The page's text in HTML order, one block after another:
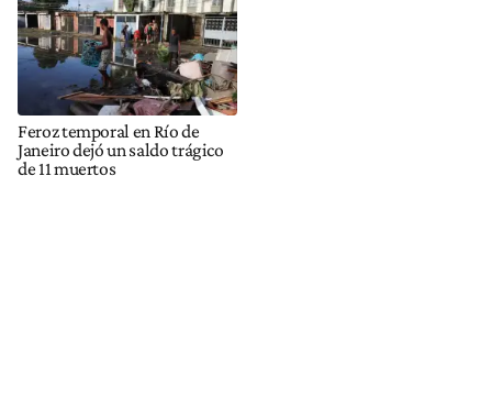
Feroz temporal en Río de
Janeiro dejó un saldo trágico
de 11 muertos